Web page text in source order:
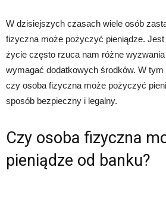
W dzisiejszych czasach wiele osób
fizyczna może pożyczyć pieniądze. Jest
życie często rzuca nam różne
wymagać dodatkowych środków. W
czy osoba fizyczna może pożyczyć
sposób bezpieczny i legalny.
Czy osoba fizyczna
pieniądze od banku?